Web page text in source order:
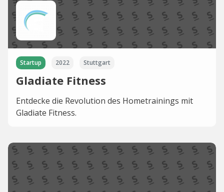
Startup 2022 Stuttgart
Gladiate Fitness
Entdecke die Revolution des Hometrainings mit
Gladiate Fitness.